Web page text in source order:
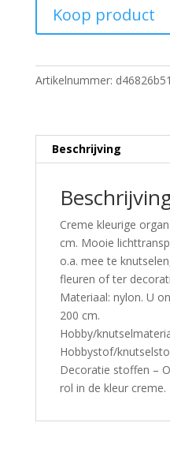
Koop product
Artikelnummer:
Beschrijving
Creme kleurige
cm. Mooie
o.a. mee te
fleuren of ter
Materiaal: nylon. U
200 cm.
Hobby/
Hobbystof/
Decoratie stoffen –
rol in de kleur creme.